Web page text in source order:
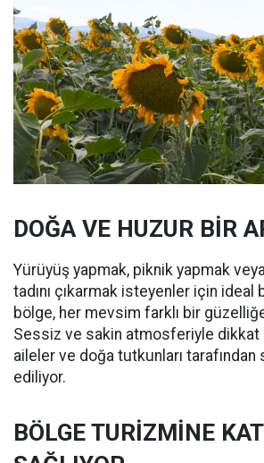
DOĞA VE HUZUR BİR
Yürüyüş yapmak, piknik yapmak
tadını çıkarmak isteyenler için ideal
bölge, her mevsim farklı bir
Sessiz ve sakin atmosferiyle dikkat
aileler ve doğa tutkunları tarafından
ediliyor.
BÖLGE TURİZMİNE